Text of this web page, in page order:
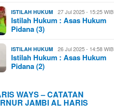
ISTILAH HUKUM 27 Jul 2025 - 15:25 WIB
Istilah Hukum : Asas Hukum
Pidana (3)
ISTILAH HUKUM 26 Jul 2025 - 14:58 WIB
Istilah Hukum : Asas Hukum
Pidana (2)
WAYS – CATATAN
JAMBI AL HARIS